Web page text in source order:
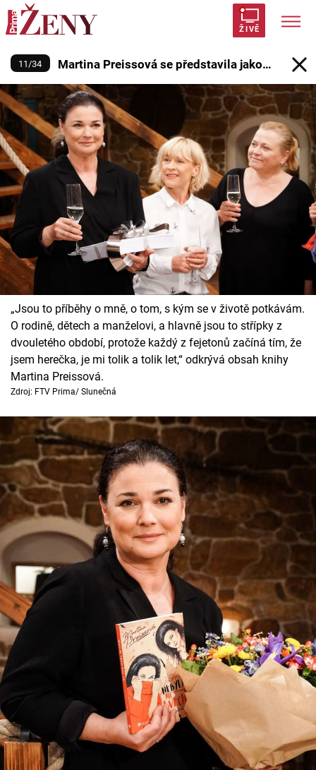
ŽIVĚ
Trendy: Polabí Inspekce Prostřeno!
AYTO?
Módní alarm
Zrádci
Témata
Celebrity
Vztahy
Seriály
Horoskopy
Sledujte prima+
Filmový festival Karlovy Vary
Pořady
Mámy sobě
Přihlášení
Martina Preissová se
11/34
Martina Preissová se představila jako
spisovatelka
„Jsou to příběhy o mně, o tom, s kým se v životě potkávám.
O rodině, dětech a manželovi, a hlavně jsou to střípky z
dvouletého období, protože každý z fejetonů začíná tím, že
jsem herečka, je mi tolik a tolik let,“ odkrývá obsah knihy
Martina Preissová.
Zdroj: FTV Prima/ Slunečná